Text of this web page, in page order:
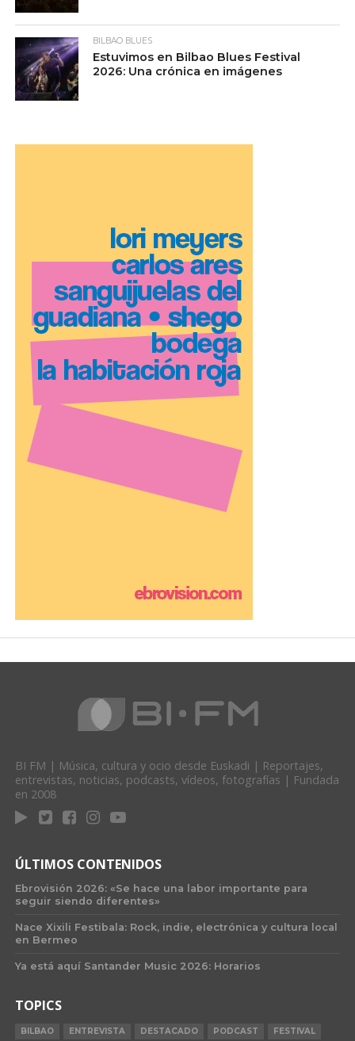
BILBAO BLUES
Estuvimos en Bilbao Blues Festival
2026: Una crónica en imágenes
BI FM | Música, cultura y ocio desde Euskadi | Reportajes,
entrevistas, noticias, podcasts, vídeos, fotografías | Fundada
en 2008
ÚLTIMOS CONTENIDOS
Ebrovisión 2026: «Se hace una labor importante para
seguir siendo diferentes»
Nace Xixili Festibala: Rock, indie, electrónica y cultura local
en Bermeo
Ya está aquí Santander Music 2026: Horarios
TOPICS
BILBAO ENTREVISTA DESTACADO PODCAST FESTIVAL